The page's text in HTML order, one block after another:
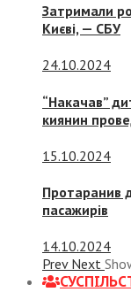
Затримали
Києві, — СБУ
24.10.2024
“Накачав”
киянин
15.10.2024
Протаранив
пасажирів
14.10.2024
Prev Next